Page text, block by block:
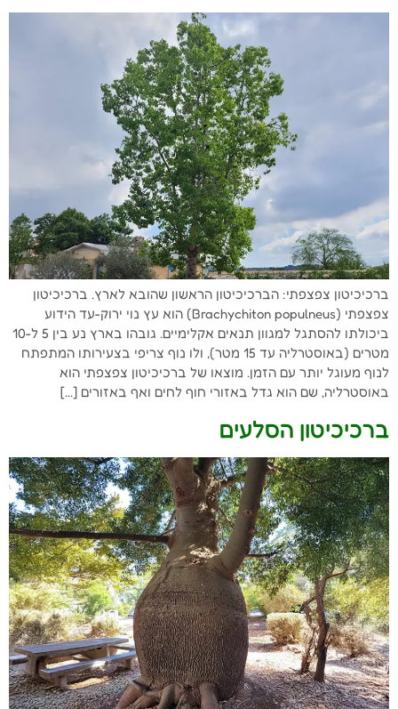
ברכיכיטון צפצפתי: הברכיכיטון הראשון שהובא לארץ. ברכיכיטון
צפצפתי (Brachychiton populneus) הוא עץ נוי ירוק-עד הידוע
ביכולתו להסתגל למגוון תנאים אקלימיים. גובהו בארץ נע בין 5 ל-10
מטרים (באוסטרליה עד 15 מטר), ולו נוף צריפי בצעירותו המתפתח
לנוף מעוגל יותר עם הזמן. מוצאו של ברכיכיטון צפצפתי הוא
באוסטרליה, שם הוא גדל באזורי חוף לחים ואף באזורים […]
ברכיכיטון הסלעים